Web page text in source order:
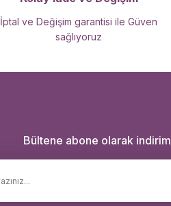
İptal ve Değişim garantisi ile Güven
sağlıyoruz
Bültene abone olarak